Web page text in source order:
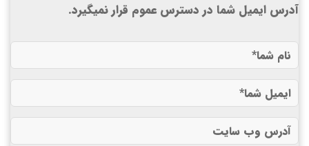
آدرس ایمیل شما در دسترس عموم قرار نمیگیرد.